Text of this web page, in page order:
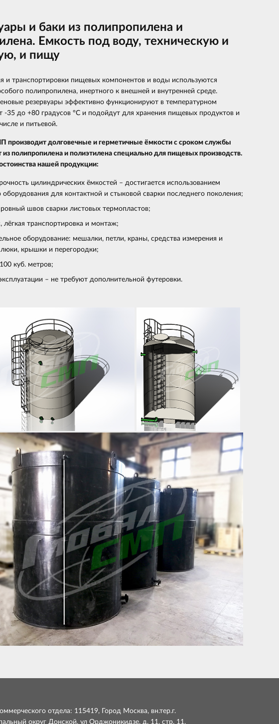
и баки из полипропилена и
Емкость под воду, техническую и
и пищу
и транспортировки пищевых компонентов и воды используются
полипропилена, инертного к внешней и внутренней среде.
резервуары эффективно функционируют в температурном
-35 до +80 градусов °C и подойдут для хранения пищевых продуктов и
и питьевой.
долговечные и герметичные ёмкости с сроком службы
из полипропилена и полиэтилена специально для пищевых производств.
нашей продукции:
цилиндрических ёмкостей – достигается использованием
оборудования для контактной и стыковой сварки последнего поколения;
швов сварки листовых термопластов;
лёгкая транспортировка и монтаж;
оборудование: мешалки, петли, краны, средства измерения и
люки, крышки и перегородки;
куб. метров;
– не требуют дополнительной футеровки.
отдела: 115419, Город Москва, вн.тер.г.
округ Донской, ул Орджоникидзе, д. 11, стр. 11,